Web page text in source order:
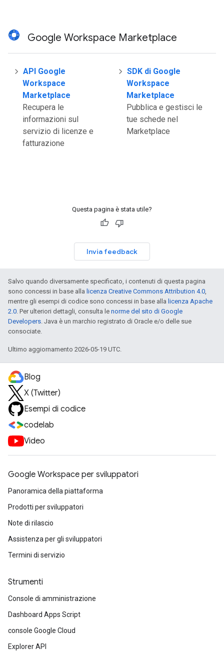
Google Workspace Marketplace
API Google
Workspace
Marketplace
Recupera le
informazioni sul
servizio di licenze e
fatturazione
SDK di Google
Workspace
Marketplace
Pubblica e gestisci le
tue schede nel
Marketplace
Questa pagina è stata utile?
Invia feedback
Salvo quando diversamente specificato, i contenuti di questa pagina
sono concessi in base alla licenza Creative Commons Attribution 4.0,
mentre gli esempi di codice sono concessi in base alla licenza Apache
2.0. Per ulteriori dettagli, consulta le norme del sito di Google
Developers. Java è un marchio registrato di Oracle e/o delle sue
consociate.
Ultimo aggiornamento 2026-05-19 UTC.
Blog
X (Twitter)
Esempi di codice
codelab
Video
Google Workspace per sviluppatori
Panoramica della piattaforma
Prodotti per sviluppatori
Note di rilascio
Assistenza per gli sviluppatori
Termini di servizio
Strumenti
Console di amministrazione
Dashboard Apps Script
console Google Cloud
Explorer API